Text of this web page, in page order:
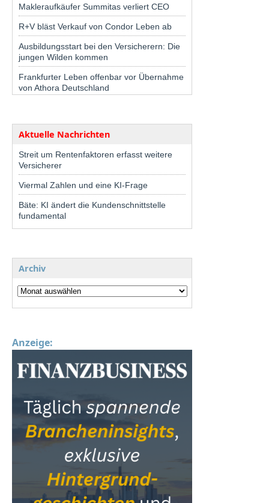
Makleraufkäufer Summitas verliert CEO
R+V bläst Verkauf von Condor Leben ab
Ausbildungsstart bei den Versicherern: Die
jungen Wilden kommen
Frankfurter Leben offenbar vor Übernahme
von Athora Deutschland
Aktuelle Nachrichten
Streit um Rentenfaktoren erfasst weitere
Versicherer
Viermal Zahlen und eine KI-Frage
Bäte: KI ändert die Kundenschnittstelle
fundamental
Archiv
Anzeige: